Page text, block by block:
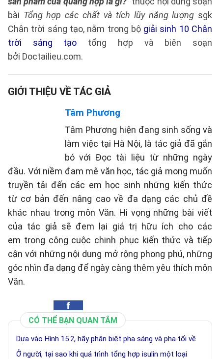
bài Tổng hợp các chất và tích lũy năng lượng sgk
Chân trời sáng tạo, nằm trong bộ giải sinh 10 Chân
trời sáng tạo tổng hợp và biên soạn
bởi Doctailieu.com.
GIỚI THIỆU VỀ TÁC GIẢ
Tâm Phương
Tâm Phương hiện đang sinh sống và
làm việc tại Hà Nội, là tác giả đã gắn
bó với Đọc tài liệu từ những ngày
đầu. Với niềm đam mê văn học, tác giả mong muốn
truyền tải đến các em học sinh những kiến thức
từ cơ bản đến nâng cao về đa dạng các chủ đề
khác nhau trong môn Văn. Hi vọng những bài viết
của tác giả sẽ đem lại giá trị hữu ích cho các
em trong công cuộc chinh phục kiến thức và tiếp
cận với những nội dung mở rộng phong phú, những
góc nhìn đa dạng để ngày càng thêm yêu thích môn
Văn.
CÓ THỂ BẠN QUAN TÂM
Dựa vào Hình 15.2, hãy phân biệt pha sáng và pha tối về
Ở người, tại sao khi quá trình tổng hợp isulin một loại